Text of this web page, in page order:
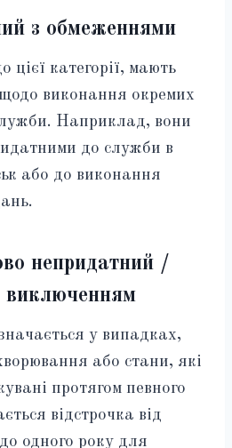
з обмеженнями
цієї категорії, мають
виконання окремих
Наприклад, вони
до служби в
або до виконання
непридатний /
виключенням
у випадках,
або стани, які
протягом певного
відстрочка від
одного року для